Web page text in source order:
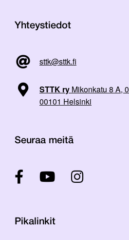
Yhteystiedot
sttk@sttk.fi
STTK ry Mikonkatu 8 A,
00101 Helsinki
Seuraa meitä
Pikalinkit